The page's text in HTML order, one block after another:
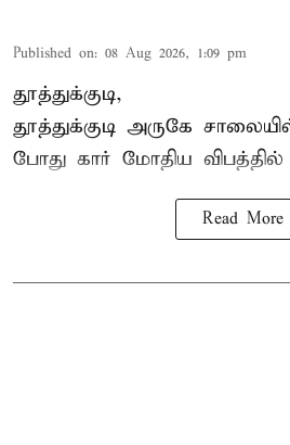
Published on: 08 Aug 2026, 1:09 pm
தூத்துக்குடி,
தூத்துக்குடி அருகே
போது கார் மோதிய விபத்தில்
Read More